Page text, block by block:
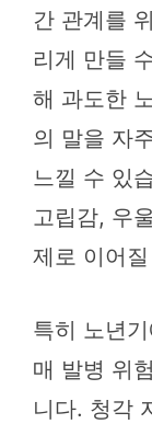
간 관계를
리게 만들
해 과도한
의 말을 자
느낄 수 있
고립감, 우
제로 이어
특히 노년
매 발병 위
니다. 청각